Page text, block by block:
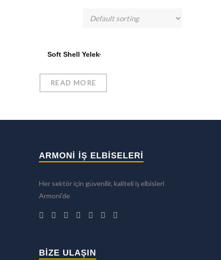
Soft Shell Yelek
READ MORE
ARMONİ İŞ ELBİSELERİ
Her sektör için güvenilir, kaliteli iş elbisleri
Armoni'de
BIZE ULAŞIN